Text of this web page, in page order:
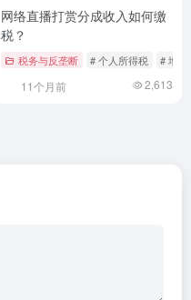
# 控制权稀释
网络直播打赏分成收入如何缴
税？
税务与反垄断 # 个人所得税 # 增值
11个月前 2,613